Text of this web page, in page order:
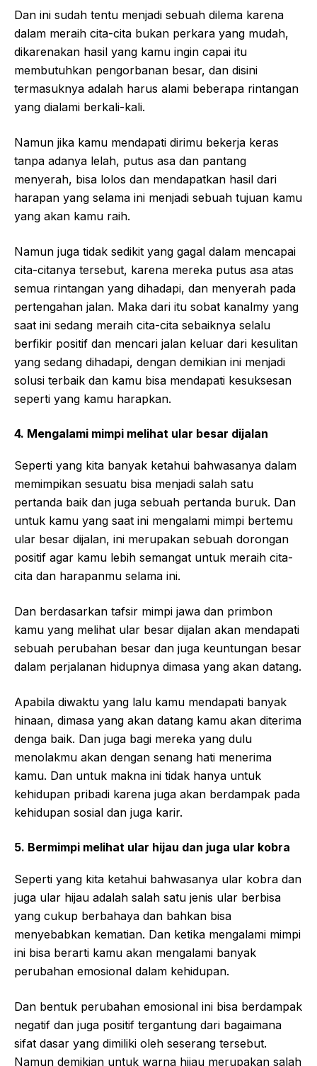
Dan ini sudah tentu menjadi sebuah dilema karena
dalam meraih cita-cita bukan perkara yang mudah,
dikarenakan hasil yang kamu ingin capai itu
membutuhkan pengorbanan besar, dan disini
termasuknya adalah harus alami beberapa rintangan
yang dialami berkali-kali.
Namun jika kamu mendapati dirimu bekerja keras
tanpa adanya lelah, putus asa dan pantang
menyerah, bisa lolos dan mendapatkan hasil dari
harapan yang selama ini menjadi sebuah tujuan kamu
yang akan kamu raih.
Namun juga tidak sedikit yang gagal dalam mencapai
cita-citanya tersebut, karena mereka putus asa atas
semua rintangan yang dihadapi, dan menyerah pada
pertengahan jalan. Maka dari itu sobat kanalmy yang
saat ini sedang meraih cita-cita sebaiknya selalu
berfikir positif dan mencari jalan keluar dari kesulitan
yang sedang dihadapi, dengan demikian ini menjadi
solusi terbaik dan kamu bisa mendapati kesuksesan
seperti yang kamu harapkan.
4. Mengalami mimpi melihat ular besar dijalan
Seperti yang kita banyak ketahui bahwasanya dalam
memimpikan sesuatu bisa menjadi salah satu
pertanda baik dan juga sebuah pertanda buruk. Dan
untuk kamu yang saat ini mengalami mimpi bertemu
ular besar dijalan, ini merupakan sebuah dorongan
positif agar kamu lebih semangat untuk meraih cita-
cita dan harapanmu selama ini.
Dan berdasarkan tafsir mimpi jawa dan primbon
kamu yang melihat ular besar dijalan akan mendapati
sebuah perubahan besar dan juga keuntungan besar
dalam perjalanan hidupnya dimasa yang akan datang.
Apabila diwaktu yang lalu kamu mendapati banyak
hinaan, dimasa yang akan datang kamu akan diterima
denga baik. Dan juga bagi mereka yang dulu
menolakmu akan dengan senang hati menerima
kamu. Dan untuk makna ini tidak hanya untuk
kehidupan pribadi karena juga akan berdampak pada
kehidupan sosial dan juga karir.
5. Bermimpi melihat ular hijau dan juga ular kobra
Seperti yang kita ketahui bahwasanya ular kobra dan
juga ular hijau adalah salah satu jenis ular berbisa
yang cukup berbahaya dan bahkan bisa
menyebabkan kematian. Dan ketika mengalami mimpi
ini bisa berarti kamu akan mengalami banyak
perubahan emosional dalam kehidupan.
Dan bentuk perubahan emosional ini bisa berdampak
negatif dan juga positif tergantung dari bagaimana
sifat dasar yang dimiliki oleh seserang tersebut.
Namun demikian untuk warna hijau merupakan salah